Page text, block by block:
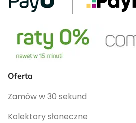
Oferta
Zamów w 30 sekund
Kolektory słoneczne